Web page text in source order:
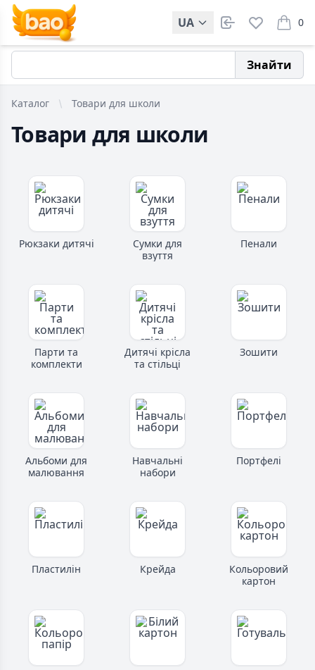
UA 0
items
Знайти
Каталог Товари для школи
Товари для школи
Рюкзаки дитячі
Сумки для
взуття
Пенали
Парти та
комплекти
Дитячі крісла
та стільці
Зошити
Альбоми для
малювання
Навчальні
набори
Портфелі
Пластилін Крейда
Кольоровий
картон